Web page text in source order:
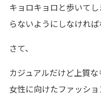
キョロキョロと歩いて
らないようにしなけれ
さて、
カジュアルだけど上質
女性に向けたファッシ